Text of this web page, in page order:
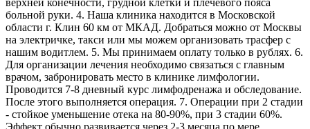
больной руки. 4. Наша клиника находится в Московской
области г. Клин 60 км от МКАД. Добраться можно от Москвы
на электричке, такси или мы можем организовать трасфер с
нашим водитлем. 5. Мы принимаем оплату только в рублях. 6.
Для организации лечения необходимо связаться с главным
врачом, забронировать место в клинике лимфологии.
Проводится 7-8 дневный курс лимфодренажа и обследование.
После этого выполняется операция. 7. Операции при 2 стадии
- стойкое уменьшение отека на 80-90%, при 3 стадии 60%.
Эффект обычно развивается через 2-3 месяца по мере